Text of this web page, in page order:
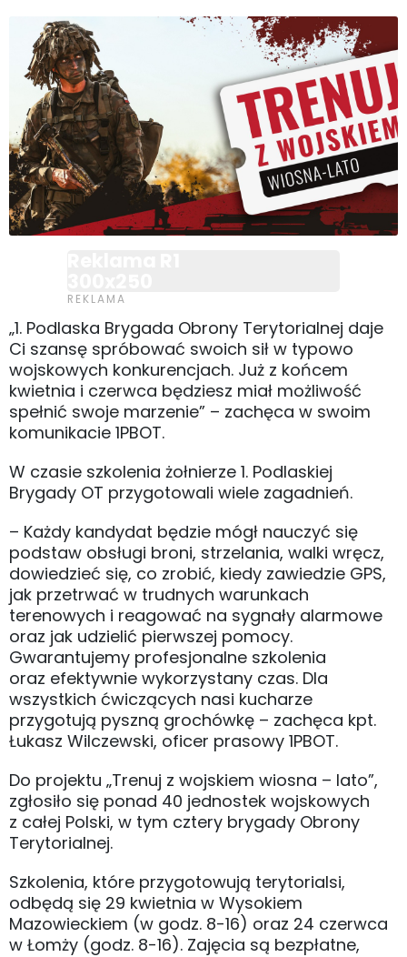
„1. Podlaska Brygada Obrony Terytorialnej daje
Ci szansę spróbować swoich sił w typowo
wojskowych konkurencjach. Już z końcem
kwietnia i czerwca będziesz miał możliwość
spełnić swoje marzenie” – zachęca w swoim
komunikacie 1PBOT.
W czasie szkolenia żołnierze 1. Podlaskiej
Brygady OT przygotowali wiele zagadnień.
– Każdy kandydat będzie mógł nauczyć się
podstaw obsługi broni, strzelania, walki wręcz,
dowiedzieć się, co zrobić, kiedy zawiedzie GPS,
jak przetrwać w trudnych warunkach
terenowych i reagować na sygnały alarmowe
oraz jak udzielić pierwszej pomocy.
Gwarantujemy profesjonalne szkolenia
oraz efektywnie wykorzystany czas. Dla
wszystkich ćwiczących nasi kucharze
przygotują pyszną grochówkę – zachęca kpt.
Łukasz Wilczewski, oficer prasowy 1PBOT.
Do projektu „Trenuj z wojskiem wiosna – lato”,
zgłosiło się ponad 40 jednostek wojskowych
z całej Polski, w tym cztery brygady Obrony
Terytorialnej.
Szkolenia, które przygotowują terytorialsi,
odbędą się 29 kwietnia w Wysokiem
Mazowieckiem (w godz. 8-16) oraz 24 czerwca
w Łomży (godz. 8-16). Zajęcia są bezpłatne,